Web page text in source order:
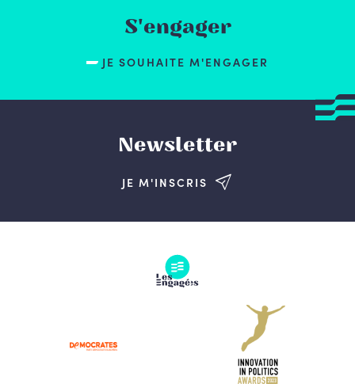
S'engager
JE SOUHAITE M'ENGAGER
Newsletter
JE M'INSCRIS